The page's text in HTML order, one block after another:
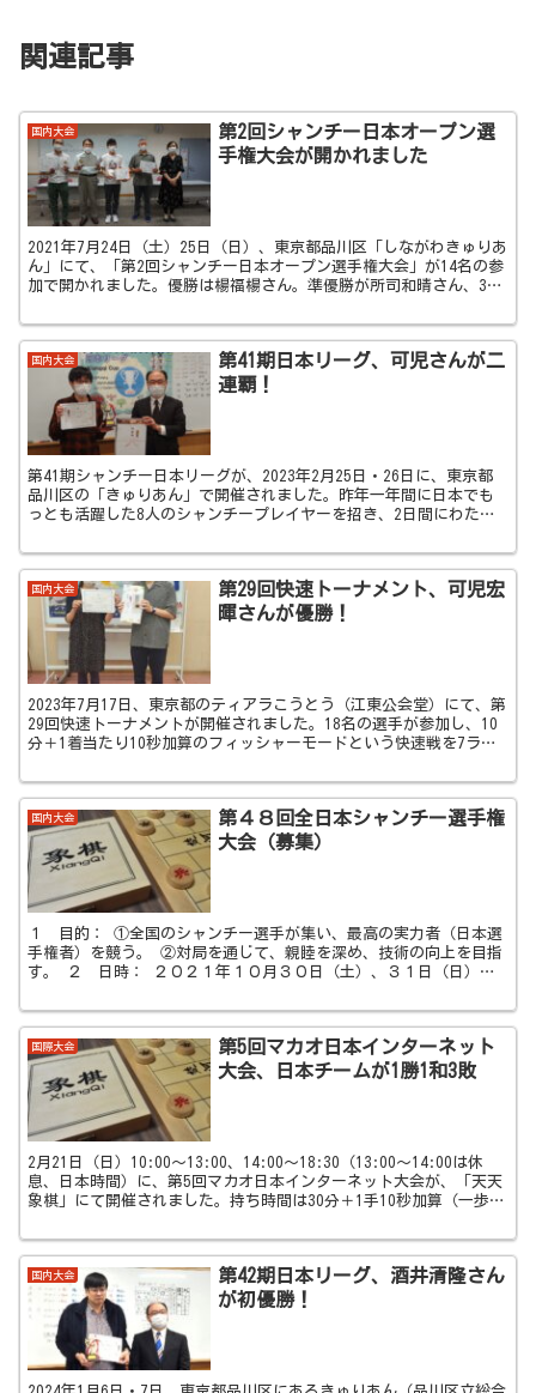
関連記事
国内大会
第2回シャンチー日本オープン選
手権大会が開かれました
2021年7月24日（土）25日（日）、東京都品川区「しながわきゅりあ
ん」にて、「第2回シャンチー日本オープン選手権大会」が14名の参
加で開かれました。優勝は楊福楊さん。準優勝が所司和晴さん、3位
国内大会
第41期日本リーグ、可児さんが二
連覇！
第41期シャンチー日本リーグが、2023年2月25日・26日に、東京都
品川区の「きゅりあん」で開催されました。昨年一年間に日本でも
っとも活躍した8人のシャンチープレイヤーを招き、2日間にわたり
国内大会
第29回快速トーナメント、可児宏
暉さんが優勝！
2023年7月17日、東京都のティアラこうとう（江東公会堂）にて、第
29回快速トーナメントが開催されました。18名の選手が参加し、10
分＋1着当たり10秒加算のフィッシャーモードという快速戦を7ラウ
国内大会
第４８回全日本シャンチー選手権
大会（募集）
１ 目的： ①全国のシャンチー選手が集い、最高の実力者（日本選
手権者）を競う。 ②対局を通じて、親睦を深め、技術の向上を目指
す。 ２ 日時： ２０２１年１０月３０日（土）、３１日（日）
国際大会
第5回マカオ日本インターネット
大会、日本チームが1勝1和3敗
2月21日（日）10:00～13:00、14:00～18:30（13:00～14:00は休
息、日本時間）に、第5回マカオ日本インターネット大会が、「天天
象棋」にて開催されました。持ち時間は30分＋1手10秒加算（一歩5
国内大会
第42期日本リーグ、酒井清隆さん
が初優勝！